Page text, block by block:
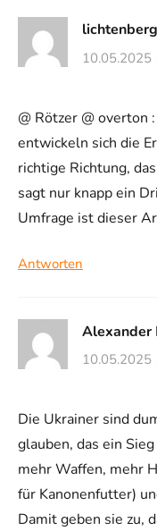
lichtenberg
10.05.2025
@ Rötzer @ overton
entwickeln sich die
richtige Richtung, das
sagt nur knapp ein
Umfrage ist dieser
Antworten
Alexander
10.05.2025
Die Ukrainer sind
glauben, das ein
mehr Waffen, mehr
für Kanonenfutter)
Damit geben sie zu,